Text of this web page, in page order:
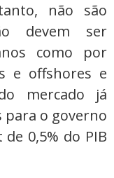
não são
devem ser
como por
e offshores e
mercado já
para o governo
0,5% do PIB